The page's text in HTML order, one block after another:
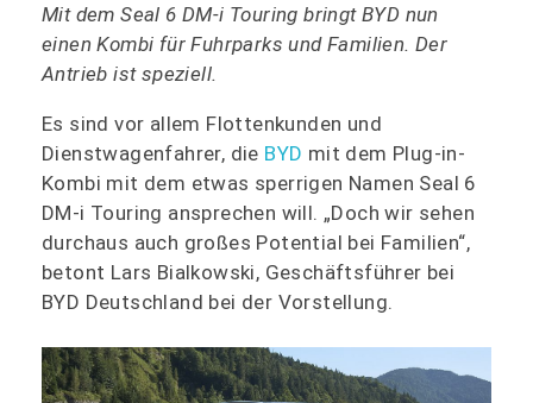
Mit dem Seal 6 DM-i Touring bringt BYD nun
einen Kombi für Fuhrparks und Familien. Der
Antrieb ist speziell.
Es sind vor allem Flottenkunden und
Dienstwagenfahrer, die BYD mit dem Plug-in-
Kombi mit dem etwas sperrigen Namen Seal 6
DM-i Touring ansprechen will. „Doch wir sehen
durchaus auch großes Potential bei Familien“,
betont Lars Bialkowski, Geschäftsführer bei
BYD Deutschland bei der Vorstellung.